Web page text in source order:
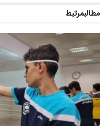
مطالبمرتبط